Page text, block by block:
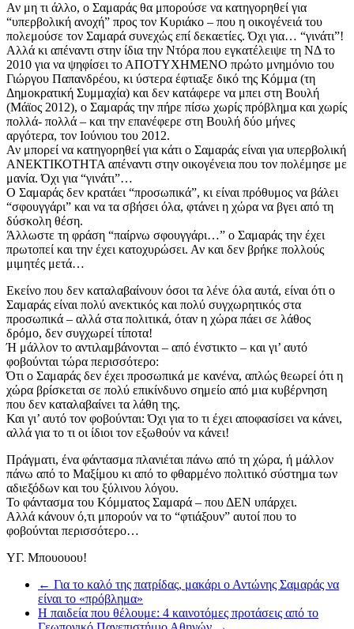
Αν μη τι άλλο, ο Σαμαράς θα μπορούσε να κατηγορηθεί για
“υπερβολική ανοχή” προς τον Κυριάκο – που η οικογένειά του
πολεμούσε τον Σαμαρά συνεχώς επί δεκαετίες. Όχι για… “γινάτι”!
Αλλά κι απέναντι στην ίδια την Ντόρα που εγκατέλειψε τη ΝΔ το
2010 για να ψηφίσει το ΑΠΟΤΥΧΗΜΕΝΟ πρώτο μνημόνιο του
Γιώργου Παπανδρέου, κι ύστερα έφτιαξε δικό της Κόμμα (τη
Δημοκρατική Συμμαχία) και δεν κατάφερε να μπει στη Βουλή
(Μάϊος 2012), ο Σαμαράς την πήρε πίσω χωρίς πρόβλημα και χωρίς
πολλά- πολλά – και την επανέφερε στη Βουλή δύο μήνες
αργότερα, τον Ιούνιου του 2012.
Αν μπορεί να κατηγορηθεί για κάτι ο Σαμαράς είναι για υπερβολική
ΑΝΕΚΤΙΚΟΤΗΤΑ απέναντι στην οικογένεια που τον πολέμησε με
μανία. Όχι για “γινάτι”…
Ο Σαμαράς δεν κρατάει “προσωπικά”, κι είναι πρόθυμος να βάλει
“σφουγγάρι” και να τα σβήσει όλα, φτάνει η χώρα να βγει από τη
δύσκολη θέση.
Άλλωστε τη φράση “παίρνω σφουγγάρι…” ο Σαμαράς την έχει
πρωτοπεί και την έχει κατοχυρώσει. Αν και δεν βρήκε πολλούς
μιμητές μετά…
Εκείνο που δεν καταλαβαίνουν όσοι τα λένε όλα αυτά, είναι ότι ο
Σαμαράς είναι πολύ ανεκτικός και πολύ συγχωρητικός στα
προσωπικά – αλλά στα πολιτικά, όταν η χώρα πάει σε λάθος
δρόμο, δεν συγχωρεί τίποτα!
Ή μάλλον το αντιλαμβάνονται – από ένστικτο – και γι’ αυτό
φοβούνται τώρα περισσότερο:
Ότι ο Σαμαράς δεν έχει προσωπικά με κανένα, απλώς θεωρεί ότι η
χώρα βρίσκεται σε πολύ επικίνδυνο σημείο από μια κυβέρνηση
που δεν καταλαβαίνει τα λάθη της.
Και γι’ αυτό τον φοβούνται: Όχι για το τι έχει αποφασίσει να κάνει,
αλλά για το τι οι ίδιοι τον εξωθούν να κάνει!
Πράγματι, ένα φάντασμα πλανιέται πάνω από τη χώρα, ή μάλλον
πάνω από το Μαξίμου κι από το φθαρμένο πολιτικό σύστημα των
αδιεξόδων και του ξύλινου λόγου.
Το φάντασμα του Κόμματος Σαμαρά – που ΔΕΝ υπάρχει.
Αλλά κάνουν ό,τι μπορούν να το “φτιάξουν” αυτοί που το
φοβούνται περισσότερο…
ΥΓ. Μπουουου!
← Για το καλό της πατρίδας, μακάρι ο Αντώνης Σαμαράς να
είναι το «πρόβλημα»
Η παιδεία που θέλουμε: 4 καινοτόμες προτάσεις από το